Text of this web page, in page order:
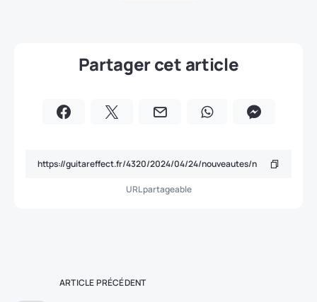
Partager cet article
URL partageable
ARTICLE PRÉCÉDENT